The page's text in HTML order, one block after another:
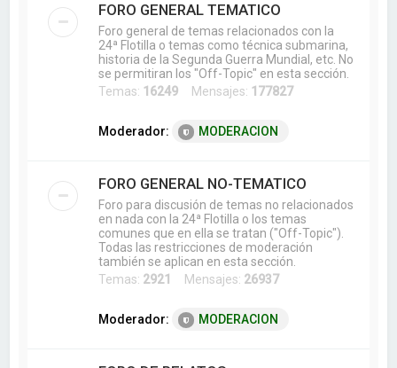
FORO GENERAL TEMATICO
Foro general de temas relacionados con la
24ª Flotilla o temas como técnica submarina,
historia de la Segunda Guerra Mundial, etc. No
se permitiran los "Off-Topic" en esta sección.
Temas: 16249 Mensajes: 177827
Moderador: MODERACION
FORO GENERAL NO-TEMATICO
Foro para discusión de temas no relacionados
en nada con la 24ª Flotilla o los temas
comunes que en ella se tratan ("Off-Topic").
Todas las restricciones de moderación
también se aplican en esta sección.
Temas: 2921 Mensajes: 26937
Moderador: MODERACION